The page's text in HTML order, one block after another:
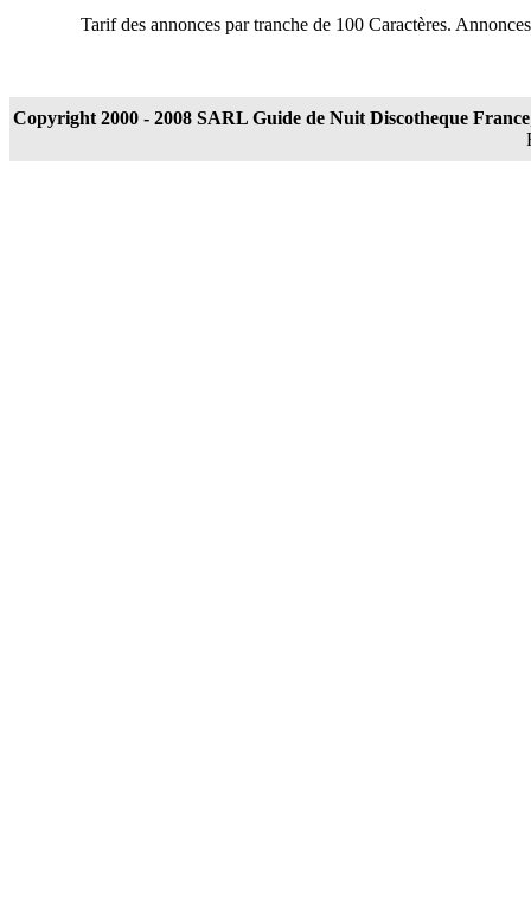
Tarif des annonces par tranche de 100 Caractères.
Copyright 2000 - 2008 SARL Guide de Nuit Discotheque France